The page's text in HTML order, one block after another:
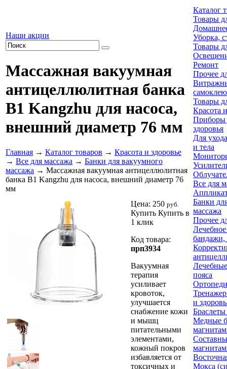
Наши акции
Массажная вакуумная
антицеллюлитная банка
B1 Kangzhu для насоса,
внешний диаметр 76 мм
Главная → Каталог товаров → Красота и здоровье
→ Все для массажа → Банки для вакуумного
массажа → Массажная вакуумная антицеллюлитная
банка B1 Kangzhu для насоса, внешний диаметр 76
мм
Цена: 250 руб.
Купить Купить в
1 клик
Код товара:
прп3934
Вакуумная
терапия
усиливает
кровоток,
улучшается
снабжение кожи
и мышц
питательными
элементами,
кожный покров
избавляется от
токсичных и
Каталог
Товары
Уборка,
Товары
Ремонт
Прочее
Товары
Красота
Приборы
здоровья
Для
и тела
Все для
Банки
массажа
Прочее
Лечебное
бандажи,
пояса
и
Медные
Мокса